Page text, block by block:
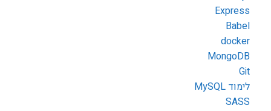
Express
Babel
docker
MongoDB
Git
לימוד MySQL
SASS